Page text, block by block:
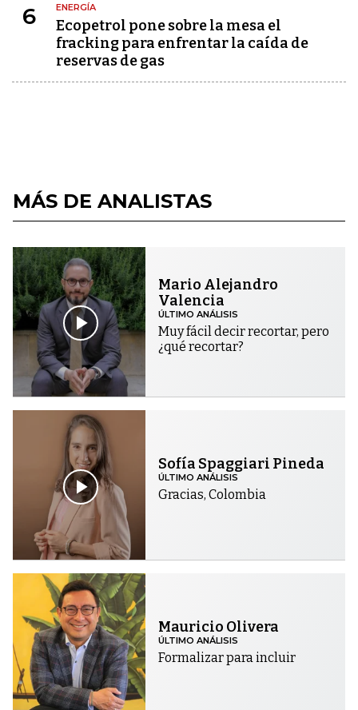
6 ENERGÍA
Ecopetrol pone sobre la mesa el
fracking para enfrentar la caída de
reservas de gas
MÁS DE ANALISTAS
Mario Alejandro
Valencia
ÚLTIMO ANÁLISIS
Muy fácil decir recortar, pero
¿qué recortar?
Sofía Spaggiari Pineda
ÚLTIMO ANÁLISIS
Gracias, Colombia
Mauricio Olivera
ÚLTIMO ANÁLISIS
Formalizar para incluir